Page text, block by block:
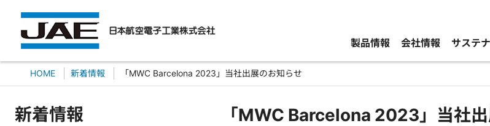
製品情報 会社情報 サステ
HOME 新着情報 「MWC Barcelona 2023」当社出展のお知らせ
新着情報 「MWC Barcelona 2023」当社